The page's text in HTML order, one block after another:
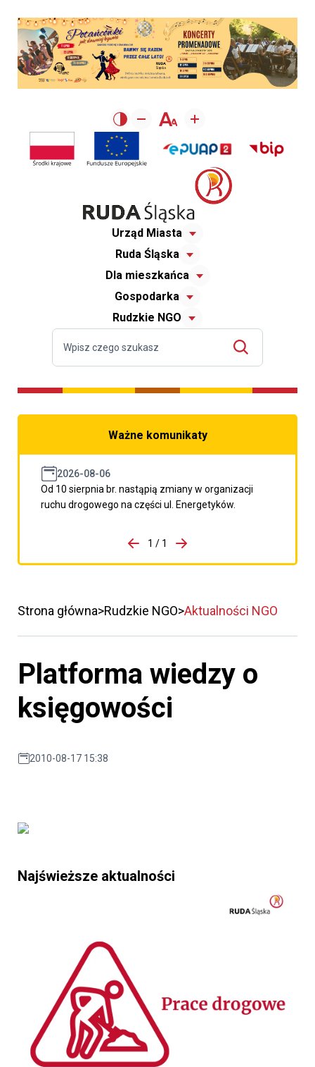
Urząd Miasta
Ruda Śląska
Dla mieszkańca
Gospodarka
Rudzkie NGO
Ważne komunikaty
2026-08-06
Od 10 sierpnia br. nastąpią zmiany w organizacji
ruchu drogowego na części ul. Energetyków.
porzpedniego komunikatu
1 / 1
Przejdź do następnego
Strona główna Rudzkie NGO Aktualności NGO
Platforma wiedzy o
księgowości
2010-08-17 15:38
Najświeższe aktualności